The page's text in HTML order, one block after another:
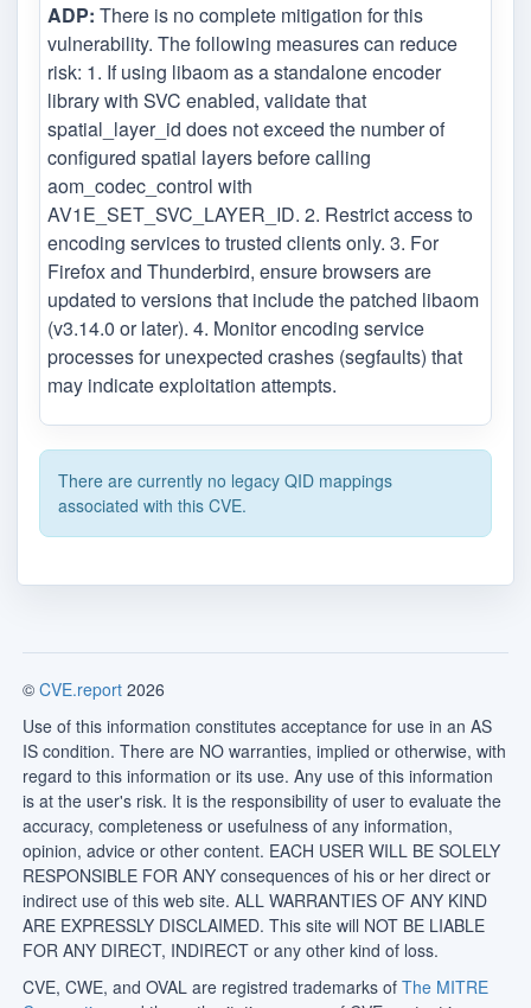
ADP: There is no complete mitigation for this
vulnerability. The following measures can reduce
risk: 1. If using libaom as a standalone encoder
library with SVC enabled, validate that
spatial_layer_id does not exceed the number of
configured spatial layers before calling
aom_codec_control with
AV1E_SET_SVC_LAYER_ID. 2. Restrict access to
encoding services to trusted clients only. 3. For
Firefox and Thunderbird, ensure browsers are
updated to versions that include the patched libaom
(v3.14.0 or later). 4. Monitor encoding service
processes for unexpected crashes (segfaults) that
may indicate exploitation attempts.
There are currently no legacy QID mappings
associated with this CVE.
© CVE.report 2026
Use of this information constitutes acceptance for use in an AS
IS condition. There are NO warranties, implied or otherwise, with
regard to this information or its use. Any use of this information
is at the user's risk. It is the responsibility of user to evaluate the
accuracy, completeness or usefulness of any information,
opinion, advice or other content. EACH USER WILL BE SOLELY
RESPONSIBLE FOR ANY consequences of his or her direct or
indirect use of this web site. ALL WARRANTIES OF ANY KIND
ARE EXPRESSLY DISCLAIMED. This site will NOT BE LIABLE
FOR ANY DIRECT, INDIRECT or any other kind of loss.
CVE, CWE, and OVAL are registred trademarks of The MITRE